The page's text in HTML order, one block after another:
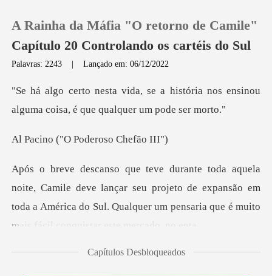
0
A Rainha da Máfia "O retorno de Camile"
Capítulo 20 Controlando os cartéis do Sul
Palavras: 2243 |Lançado em: 06/12/2022
história nos ensinou
alguma coisa
"O Poderoso
ve lançar seu projeto de expansão em
toda a América do Sul. Qualque
Capítulos Desbloqueados